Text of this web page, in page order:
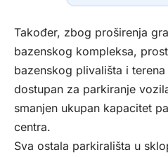
Također, zbog proširenja
bazenskog kompleksa,
bazenskog plivališta i
dostupan za parkiranje
smanjen ukupan kapacitet
centra.
Sva ostala parkirališta u